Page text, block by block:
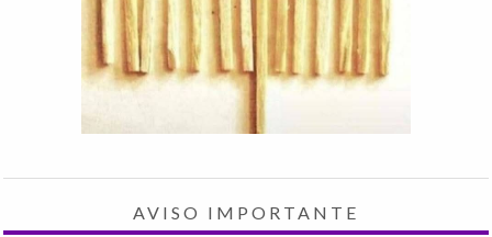
AVISO IMPORTANTE